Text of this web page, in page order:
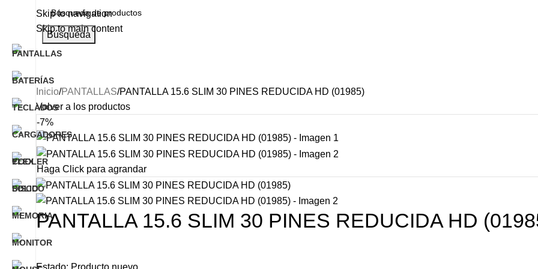
Skip to navigation
Skip to main content
Búsqueda
Categorías
Inicio PANTALLAS PANTALLA 15.6 SLIM 30 PINES REDUCIDA HD (01985)
Volver a los productos
-7%
Haga Click para agrandar
PANTALLA 15.6 SLIM 30 PINES REDUCIDA HD
Estado: Producto nuevo